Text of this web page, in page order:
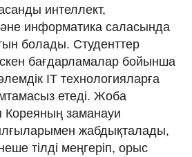
интеллект,
және информатика саласында
болады. Студенттер
бағдарламалар бойынша
IT технологияларға
етеді. Жоба
Кореяның заманауи
жабдықталады,
тілді меңгеріп, орыс